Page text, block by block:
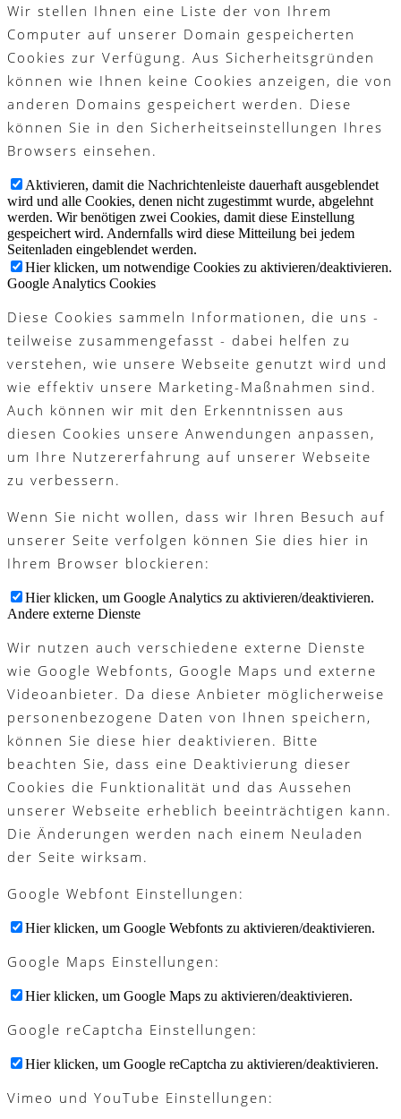
Wir stellen Ihnen eine Liste der von Ihrem
Computer auf unserer Domain gespeicherten
Cookies zur Verfügung. Aus Sicherheitsgründen
können wie Ihnen keine Cookies anzeigen, die von
anderen Domains gespeichert werden. Diese
können Sie in den Sicherheitseinstellungen Ihres
Browsers einsehen.
Aktivieren, damit die Nachrichtenleiste dauerhaft ausgeblendet
wird und alle Cookies, denen nicht zugestimmt wurde, abgelehnt
werden. Wir benötigen zwei Cookies, damit diese Einstellung
gespeichert wird. Andernfalls wird diese Mitteilung bei jedem
Seitenladen eingeblendet werden.
Hier klicken, um notwendige Cookies zu aktivieren/deaktivieren.
Google Analytics Cookies
Diese Cookies sammeln Informationen, die uns -
teilweise zusammengefasst - dabei helfen zu
verstehen, wie unsere Webseite genutzt wird und
wie effektiv unsere Marketing-Maßnahmen sind.
Auch können wir mit den Erkenntnissen aus
diesen Cookies unsere Anwendungen anpassen,
um Ihre Nutzererfahrung auf unserer Webseite
zu verbessern.
Wenn Sie nicht wollen, dass wir Ihren Besuch auf
unserer Seite verfolgen können Sie dies hier in
Ihrem Browser blockieren:
Hier klicken, um Google Analytics zu aktivieren/deaktivieren.
Andere externe Dienste
Wir nutzen auch verschiedene externe Dienste
wie Google Webfonts, Google Maps und externe
Videoanbieter. Da diese Anbieter möglicherweise
personenbezogene Daten von Ihnen speichern,
können Sie diese hier deaktivieren. Bitte
beachten Sie, dass eine Deaktivierung dieser
Cookies die Funktionalität und das Aussehen
unserer Webseite erheblich beeinträchtigen kann.
Die Änderungen werden nach einem Neuladen
der Seite wirksam.
Google Webfont Einstellungen:
Hier klicken, um Google Webfonts zu aktivieren/deaktivieren.
Google Maps Einstellungen:
Hier klicken, um Google Maps zu aktivieren/deaktivieren.
Google reCaptcha Einstellungen:
Hier klicken, um Google reCaptcha zu aktivieren/deaktivieren.
Vimeo und YouTube Einstellungen: